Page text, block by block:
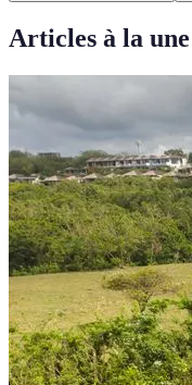
Articles à la une